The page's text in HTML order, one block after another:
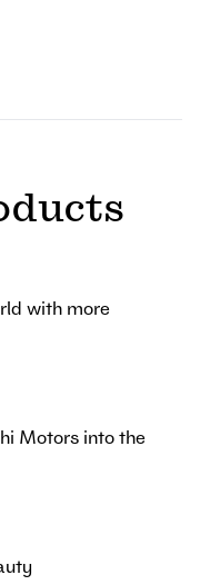
with more
Motors into the